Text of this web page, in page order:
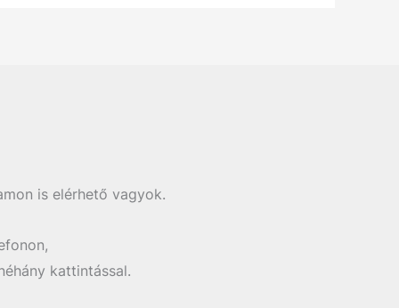
is elérhető vagyok.
kattintással.